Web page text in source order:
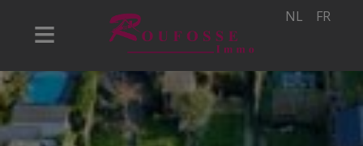
NL FR